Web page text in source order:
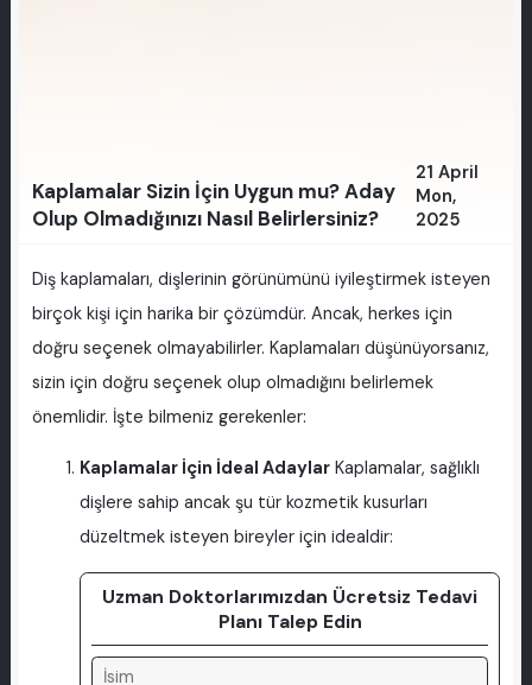
Kaplamalar Sizin İçin Uygun mu? Aday
Olup Olmadığınızı Nasıl Belirlersiniz?
21 April
Mon,
2025
Diş kaplamaları, dişlerinin görünümünü iyileştirmek isteyen
birçok kişi için harika bir çözümdür. Ancak, herkes için
doğru seçenek olmayabilirler. Kaplamaları düşünüyorsanız,
sizin için doğru seçenek olup olmadığını belirlemek
önemlidir. İşte bilmeniz gerekenler:
Kaplamalar İçin İdeal AdaylarKaplamalar, sağlıklı
dişlere sahip ancak şu tür kozmetik kusurları
düzeltmek isteyen bireyler için idealdir:
Uzman Doktorlarımızdan Ücretsiz Tedavi
Planı Talep Edin